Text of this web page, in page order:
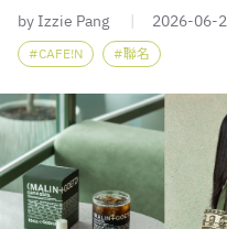
by Izzie Pang 2026-06-
CAFE!N 聯名